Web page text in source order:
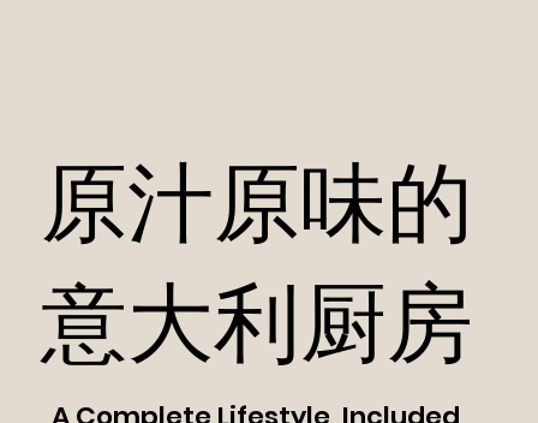
Fulgor Milano 电器的设计和质量与 The Unionville
Fulgor Milano 镶板冰箱、集成不锈钢洗碗机以及内置
原汁原味的
意大利厨房